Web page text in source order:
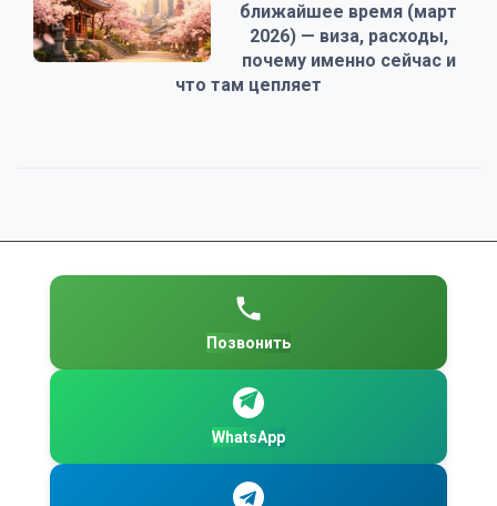
ближайшее время (март
2026) — виза, расходы,
почему именно сейчас и
что там цепляет
Позвонить
WhatsApp